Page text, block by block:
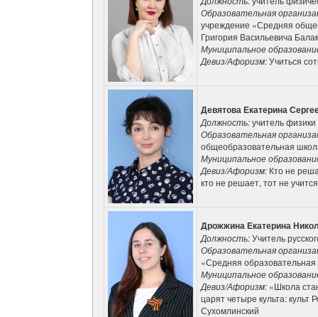
Образовательная
учреждение «Средняя
Григория Васильевича
Муниципальное
Девиз/Афоризм:Учиться
Девятова Екатерина
Должность:учитель физики
Образовательная
общеобразовательная
Муниципальное
Девиз/Афоризм: Кто не
кто не решает, тот не
Дрожжина Екатерина
Должность:Учитель
Образовательная
«Средняя
Муниципальное
Девиз/Афоризм: «Школа
царят четыре культа: культ
Сухомлинский